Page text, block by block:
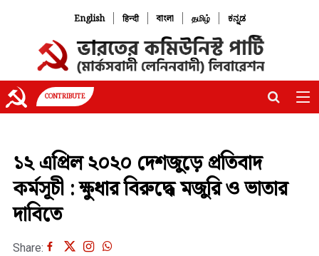
English | हिन्दी | বাংলা | தமிழ் | ಕನ್ನಡ
CONTRIBUTE
১২ এপ্রিল ২০২০ দেশজুড়ে প্রতিবাদ
কর্মসূচী : ক্ষুধার বিরুদ্ধে মজুরি ও ভাতার
দাবিতে
Share: